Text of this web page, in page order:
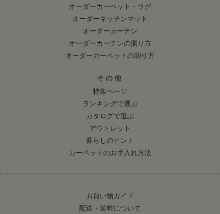
オーダーカーペット・ラグ
オーダーキッチンマット
オーダーカーテン
オーダーカーテンの測り方
オーダーカーペットの測り方
その他
特集ページ
ランキングで選ぶ
カタログで選ぶ
アウトレット
暮らしのヒント
カーペットのお手入れ方法
お買い物ガイド
配送・送料について